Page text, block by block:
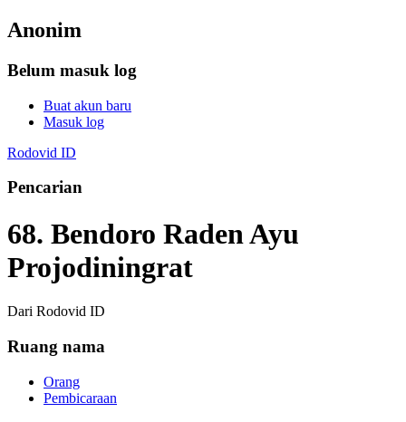
Anonim
Belum masuk log
Buat akun baru
Masuk log
Rodovid ID
Pencarian
68. Bendoro Raden Ayu
Projodiningrat
Dari Rodovid ID
Ruang nama
Orang
Pembicaraan